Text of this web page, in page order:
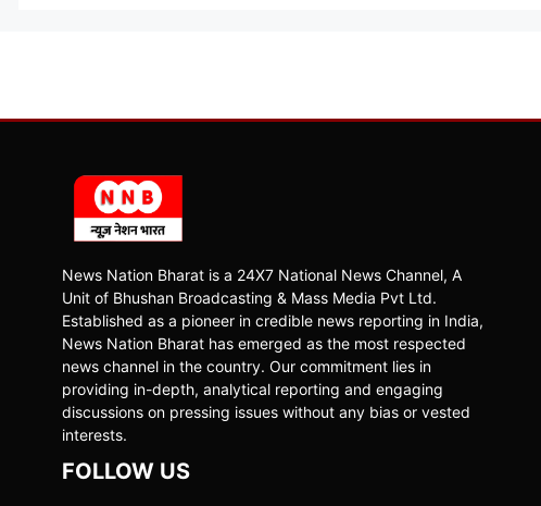
News Nation Bharat is a 24X7 National News Channel, A
Unit of Bhushan Broadcasting & Mass Media Pvt Ltd.
Established as a pioneer in credible news reporting in India,
News Nation Bharat has emerged as the most respected
news channel in the country. Our commitment lies in
providing in-depth, analytical reporting and engaging
discussions on pressing issues without any bias or vested
interests.
FOLLOW US